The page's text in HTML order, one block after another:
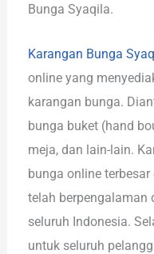
Bunga Syaqila.
Karangan Bunga
online yang
karangan bunga.
bunga buket (hand
meja, dan lain-lain.
bunga online
telah berpengalaman
seluruh Indonesia.
untuk seluruh